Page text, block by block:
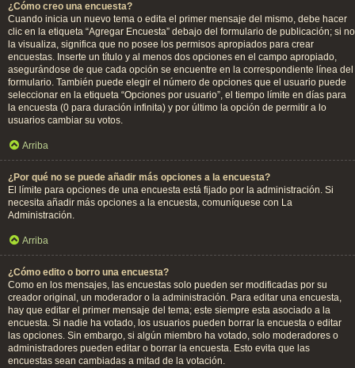
¿Cómo creo una encuesta?
Cuando inicia un nuevo tema o edita el primer mensaje del mismo, debe hacer
clic en la etiqueta “Agregar Encuesta” debajo del formulario de publicación; si no
la visualiza, significa que no posee los permisos apropiados para crear
encuestas. Inserte un título y al menos dos opciones en el campo apropiado,
asegurándose de que cada opción se encuentre en la correspondiente línea del
formulario. También puede elegir el número de opciones que el usuario puede
seleccionar en la etiqueta “Opciones por usuario”, el tiempo límite en días para
la encuesta (0 para duración infinita) y por último la opción de permitir a lo
usuarios cambiar su votos.
Arriba
¿Por qué no se puede añadir más opciones a la encuesta?
El límite para opciones de una encuesta está fijado por la administración. Si
necesita añadir más opciones a la encuesta, comuníquese con La
Administración.
Arriba
¿Cómo edito o borro una encuesta?
Como en los mensajes, las encuestas solo pueden ser modificadas por su
creador original, un moderador o la administración. Para editar una encuesta,
hay que editar el primer mensaje del tema; este siempre esta asociado a la
encuesta. Si nadie ha votado, los usuarios pueden borrar la encuesta o editar
las opciones. Sin embargo, si algún miembro ha votado, solo moderadores o
administradores pueden editar o borrar la encuesta. Esto evita que las
encuestas sean cambiadas a mitad de la votación.